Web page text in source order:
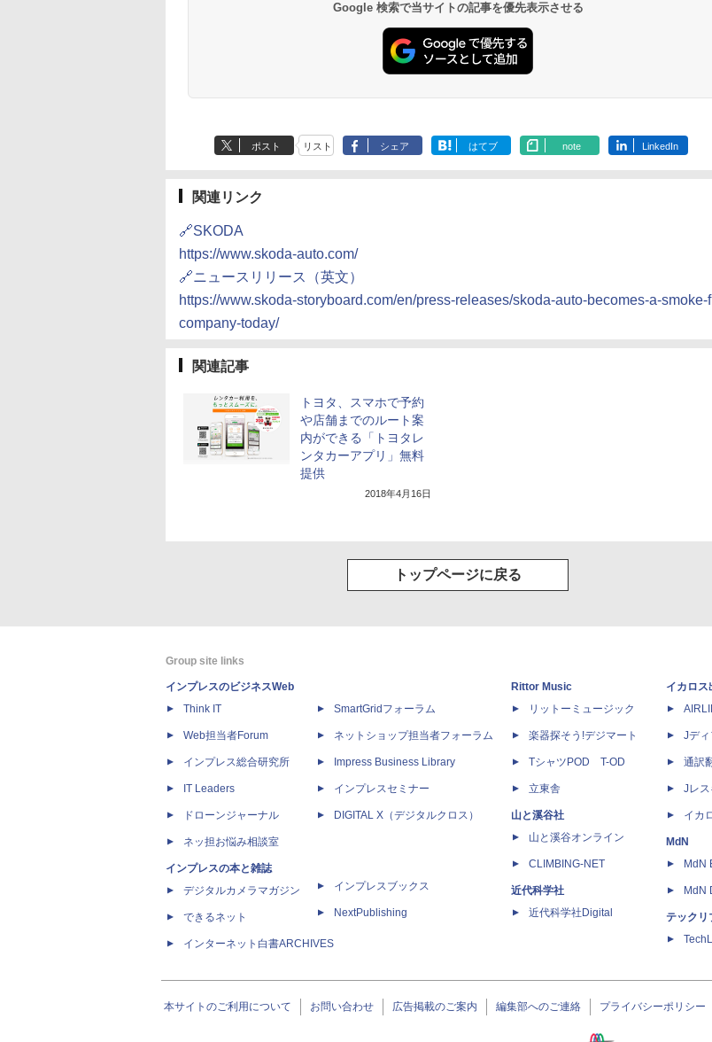
Google 検索で当サイトの記事を優先表示させる
ポスト リスト シェア はてブ note LinkedIn
関連リンク
🔗SKODA
https://www.skoda-auto.com/
🔗ニュースリリース（英文）
https://www.skoda-storyboard.com/en/press-releases/skoda-auto-becomes-a-smoke-
company-today/
関連記事
トヨタ、スマホで予約
や店舗までのルート案
内ができる「トヨタレ
ンタカーアプリ」無料
提供
2018年4月16日
トップページに戻る
Group site links
インプレスのビジネスWeb
Think IT
Web担当者Forum
インプレス総合研究所
IT Leaders
ドローンジャーナル
ネッ担お悩み相談室
インプレスの本と雑誌
デジタルカメラマガジン
できるネット
インターネット白書ARCHIVES
SmartGridフォーラム
ネットショップ担当者フォーラム
Impress Business Library
インプレスセミナー
DIGITAL X（デジタルクロス）
インプレスブックス
NextPublishing
Rittor Music
リットーミュージック
楽器探そう!デジマート
TシャツPOD T-OD
立東舎
山と溪谷社
山と溪谷オンライン
CLIMBING-NET
近代科学社
近代科学社Digital
イカロス
Jデ
通訳
Jレ
イカ
MdN
MdN
MdN
テックリ
本サイトのご利用について お問い合わせ 広告掲載のご案内 編集部へのご連絡 プライバシーポリシー